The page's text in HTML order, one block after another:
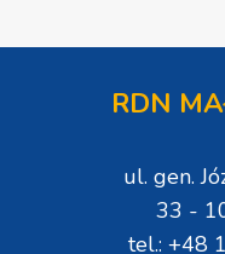
RDN
ul. gen.
33 -
tel.: +48